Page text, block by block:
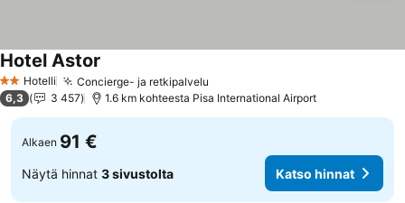
2 Tähtiluokitus
Hotelli Concierge- ja retkipalvelu
Hotel Astor
6,3 3 457 1.6 km kohteesta Pisa International Airport
Alkaen 91 €
Näytä hinnat 3 sivustolta Katso hinnat